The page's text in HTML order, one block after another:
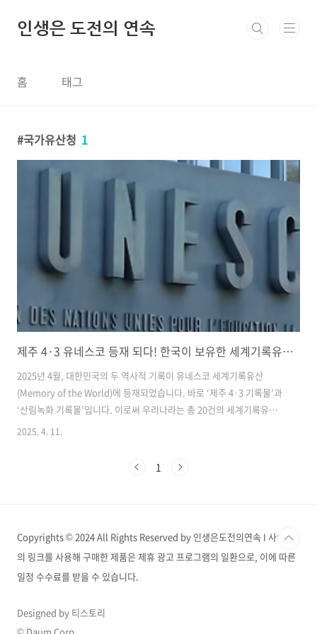
인생은 도전의 연속
홈 태그
국가유산청 1
제주 4·3 유네스코 등재 되다! 한국이 보유한 세계기록유산 20건은?
2025년 4월, 대한민국의 두 역사적 기록이 유네스코 세계기록유산
(Memory of the World)에 등재되었습니다. 바로 ‘제주 4·3 기록물’과
‘산림녹화 기록물’입니다. 이로써 우리나라는 총 20건의 세계기록유산을
보유한 국가가 되었습니다. 며칠 전 4월 3일, 제주 4・3 사건에 대한 포
을 정리해 보겠습니다. 2025년 4월 10일, 제주 4.3, 유네스코 세계기록
2025. 4. 11.
1
Copyrights © 2024 All Rights Reserved by 인생은도전의연속 I 사이트
의 링크를 사용해 구매한 제품은 제휴 광고 프로그램의 일환으로, 이에 따른
일정 수수료를 받을 수 있습니다.
Designed by 티스토리